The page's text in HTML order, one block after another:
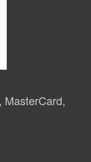
MasterCard,